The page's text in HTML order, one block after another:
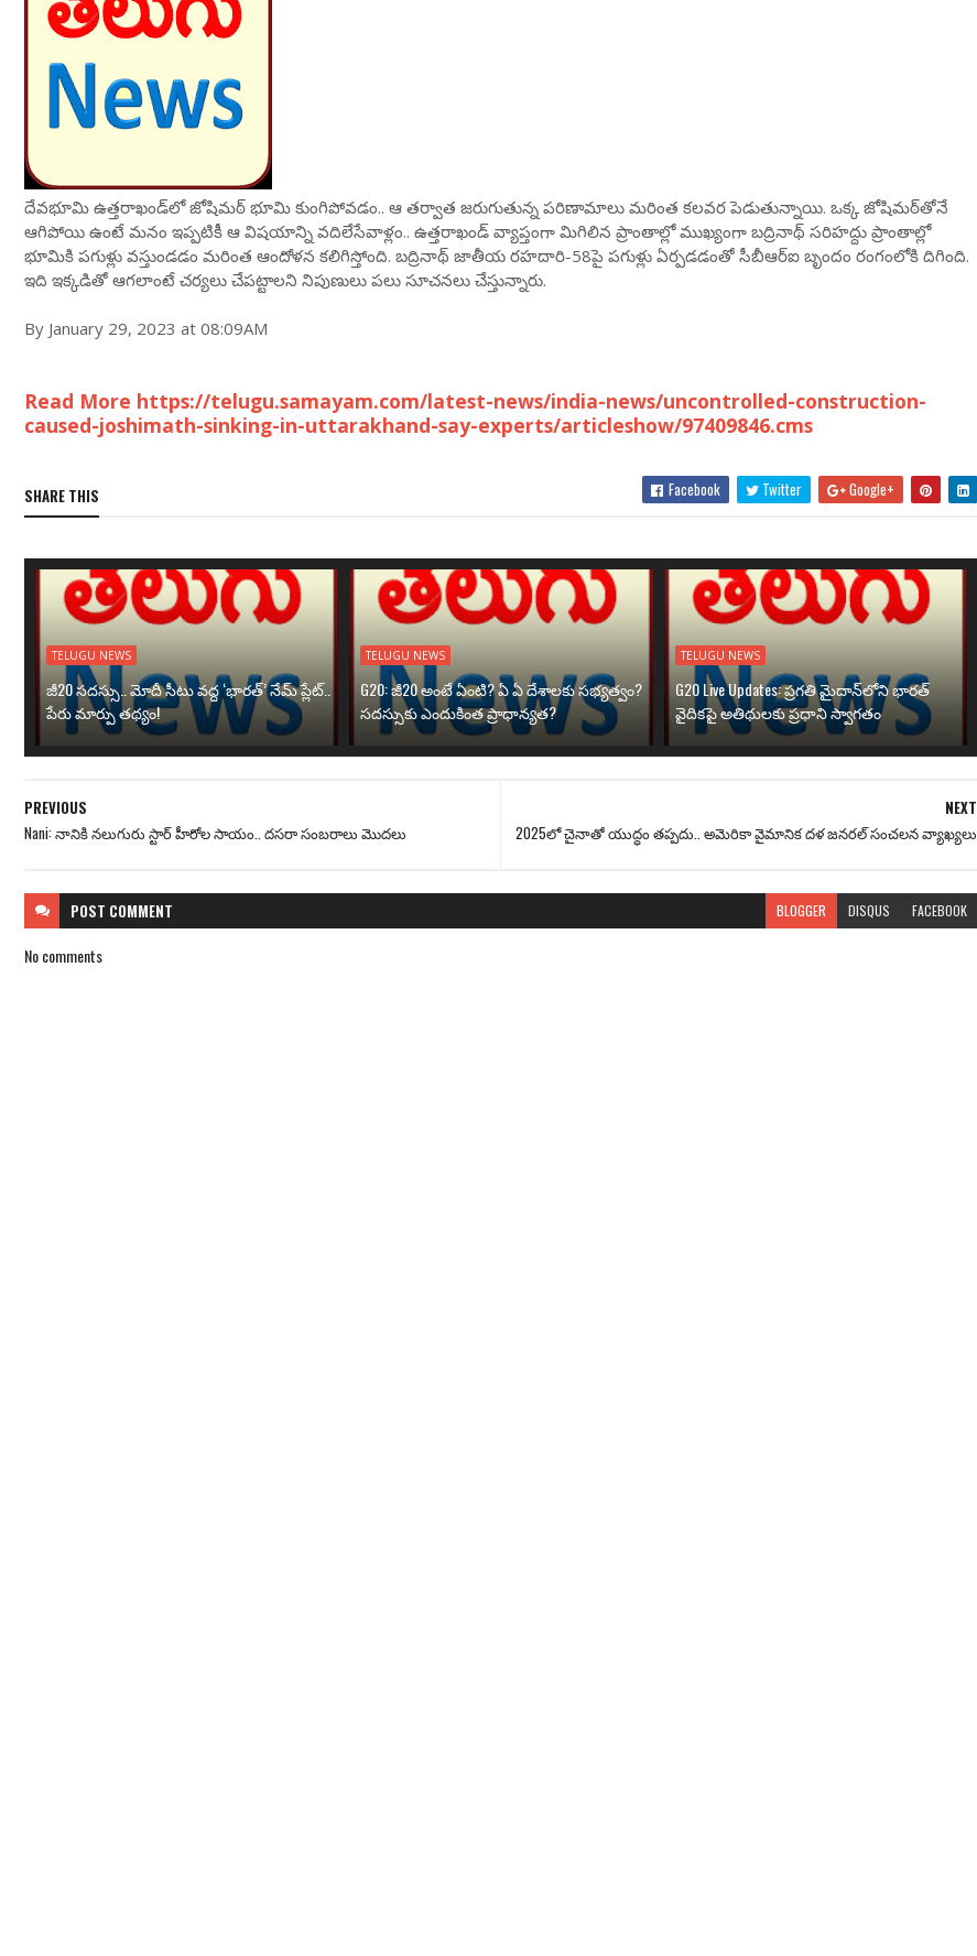
దేవభూమి ఉత్తరాఖండ్‌లో జోషిమఠ్‌ భూమి కుంగిపోవడం.. ఆ తర్వాత జరుగుతున్న పరిణామాలు మరింత కలవర పెడుతున్నాయి. ఒక్క జోషిమఠ్‌తోనే
ఆగిపోయి ఉంటే మనం ఇప్పటికీ ఆ విషయాన్ని వదిలేసేవాళ్లం.. ఉత్తరాఖండ్‌ వ్యాప్తంగా మిగిలిన ప్రాంతాల్లో ముఖ్యంగా బద్రినాథ్ సరిహద్దు ప్రాంతాల్లో
భూమికి పగుళ్లు వస్తుండడం మరింత ఆందోళన కలిగిస్తోంది. బద్రినాథ్‌ జాతీయ రహదారి-58పై పగుళ్లు ఏర్పడడంతో సీబీఆర్‌ఐ బృందం రంగంలోకి దిగింది.
ఇది ఇక్కడితో ఆగలాంటే చర్యలు చేపట్టాలని నిపుణులు పలు సూచనలు చేస్తున్నారు.
By January 29, 2023 at 08:09AM
Read More https://telugu.samayam.com/latest-news/india-news/uncontrolled-construction-
caused-joshimath-sinking-in-uttarakhand-say-experts/articleshow/97409846.cms
SHARE THIS Facebook Twitter Google+
TELUGU NEWS
జీ20 సదస్సు.. మోదీ సీటు వద్ద ‘భారత్’ నేమ్ ప్లేట్‌..
పేరు మార్పు తథ్యం!
TELUGU NEWS
G20: జీ20 అంటే ఏంటి? ఏ ఏ దేశాలకు సభ్యత్వం?
సదస్సుకు ఎందుకింత ప్రాధాన్యత?
TELUGU NEWS
G20 Live Updates: ప్రగతి మైదాన్‌లోని భారత్
వైదికపై అతిథులకు ప్రధాని స్వాగతం
NEXT
2025లో చైనాతో యుద్ధం తప్పదు.. అమెరికా వైమానిక దళ జనరల్ సంచలన వ్యాఖ్యలు
PREVIOUS
Nani: నానికి నలుగురు స్టార్ హీరోల సాయం.. దసరా సంబరాలు మొదలు
POST COMMENT BLOGGER DISQUS FACEBOOK
No comments